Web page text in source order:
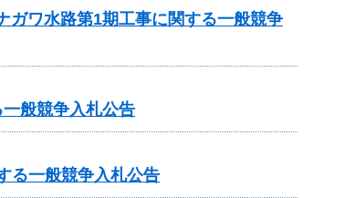
ワ水路第1期工事に関する一般競争
般競争入札公告
る一般競争入札公告